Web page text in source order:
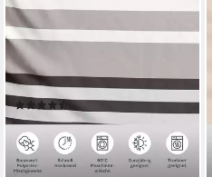
OTTO HOME
Bettwäsche Majoran,
Polycotton recycelt, 2 teilig,
gestreifte Bettwäsche in 4
Qualitäten, Marke H.I.S by
OTTO home(13880)
ab 14,99 € UVP31,99 €
-53%